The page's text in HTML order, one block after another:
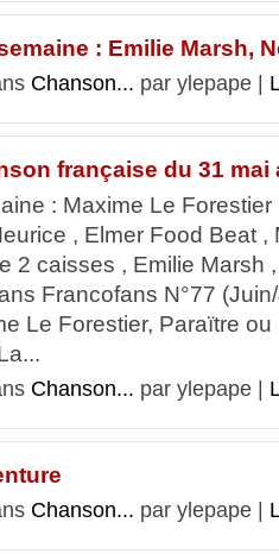
: Emilie Marsh,
Chanson... par ylepape |
française du 31 mai
: Maxime Le Forestier
, Elmer Food Beat ,
2 caisses , Emilie Marsh
Francofans N°77
Le Forestier, Paraïtre
Chanson... par ylepape |
Chanson... par ylepape |